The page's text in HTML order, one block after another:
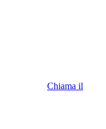
Chiama il